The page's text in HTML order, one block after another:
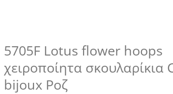
5705F Lotus flower hoops
χειροποίητα σκουλαρίκια
bijoux Ροζ